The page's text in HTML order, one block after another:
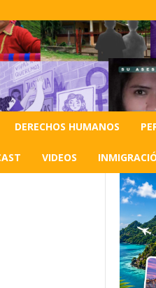
DERECHOS HUMANOS
VIDEOS